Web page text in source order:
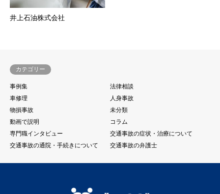
井上石油株式会社
カテゴリー
事例集
法律相談
車修理
人身事故
物損事故
未分類
動画で説明
コラム
専門職インタビュー
交通事故の症状・治療について
交通事故の通院・手続きについて
交通事故の弁護士